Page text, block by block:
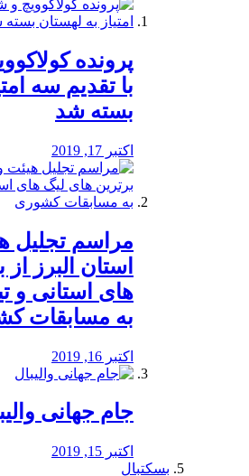
پرونده
با تقدیم سه
بسته شد
اکتبر 17, 2019
مراسم تجلیل
استان البرز
های استانی و
به مسابقات
اکتبر 16, 2019
جام جهانی
اکتبر 15, 2019
بسکتبال